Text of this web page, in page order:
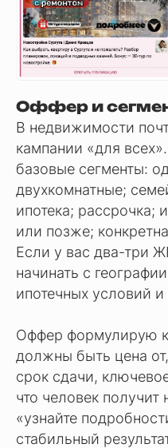
Оффер и
В недвижимости
кампании «для
базовые сегменты:
двухкомнатные;
ипотека; рассрочка;
или позже;
Если у вас два-три
начинать с
ипотечных условий
Оффер формулирую
должны быть цена
срок сдачи,
что человек
«узнайте
стабильный